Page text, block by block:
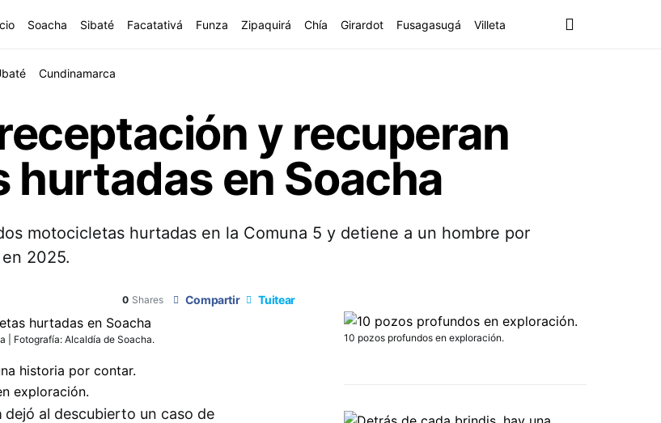
Soacha Sibaté Facatativá Funza Zipaquirá Chía Girardot Fusagasugá Villeta
Cundinamarca
y recuperan
en Soacha
motocicletas hurtadas en la Comuna 5 y detiene a un hombre por
2025.
0 Shares Compartir Tuitear
| Fotografía: Alcaldía de Soacha.
dejó al descubierto un caso de
10 pozos profundos en exploración.